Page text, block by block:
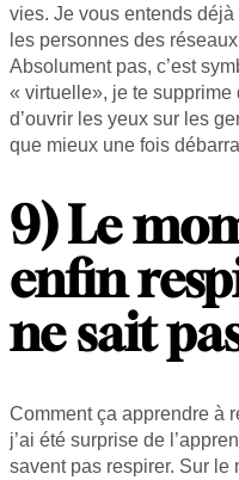
vies. Je vous entends
les personnes des
Absolument pas, c’est
« virtuelle», je te
d’ouvrir les yeux sur les
que mieux une fois
9) Le
enfin
ne sait
Comment ça apprendre à
j’ai été surprise de
savent pas respirer. Sur le